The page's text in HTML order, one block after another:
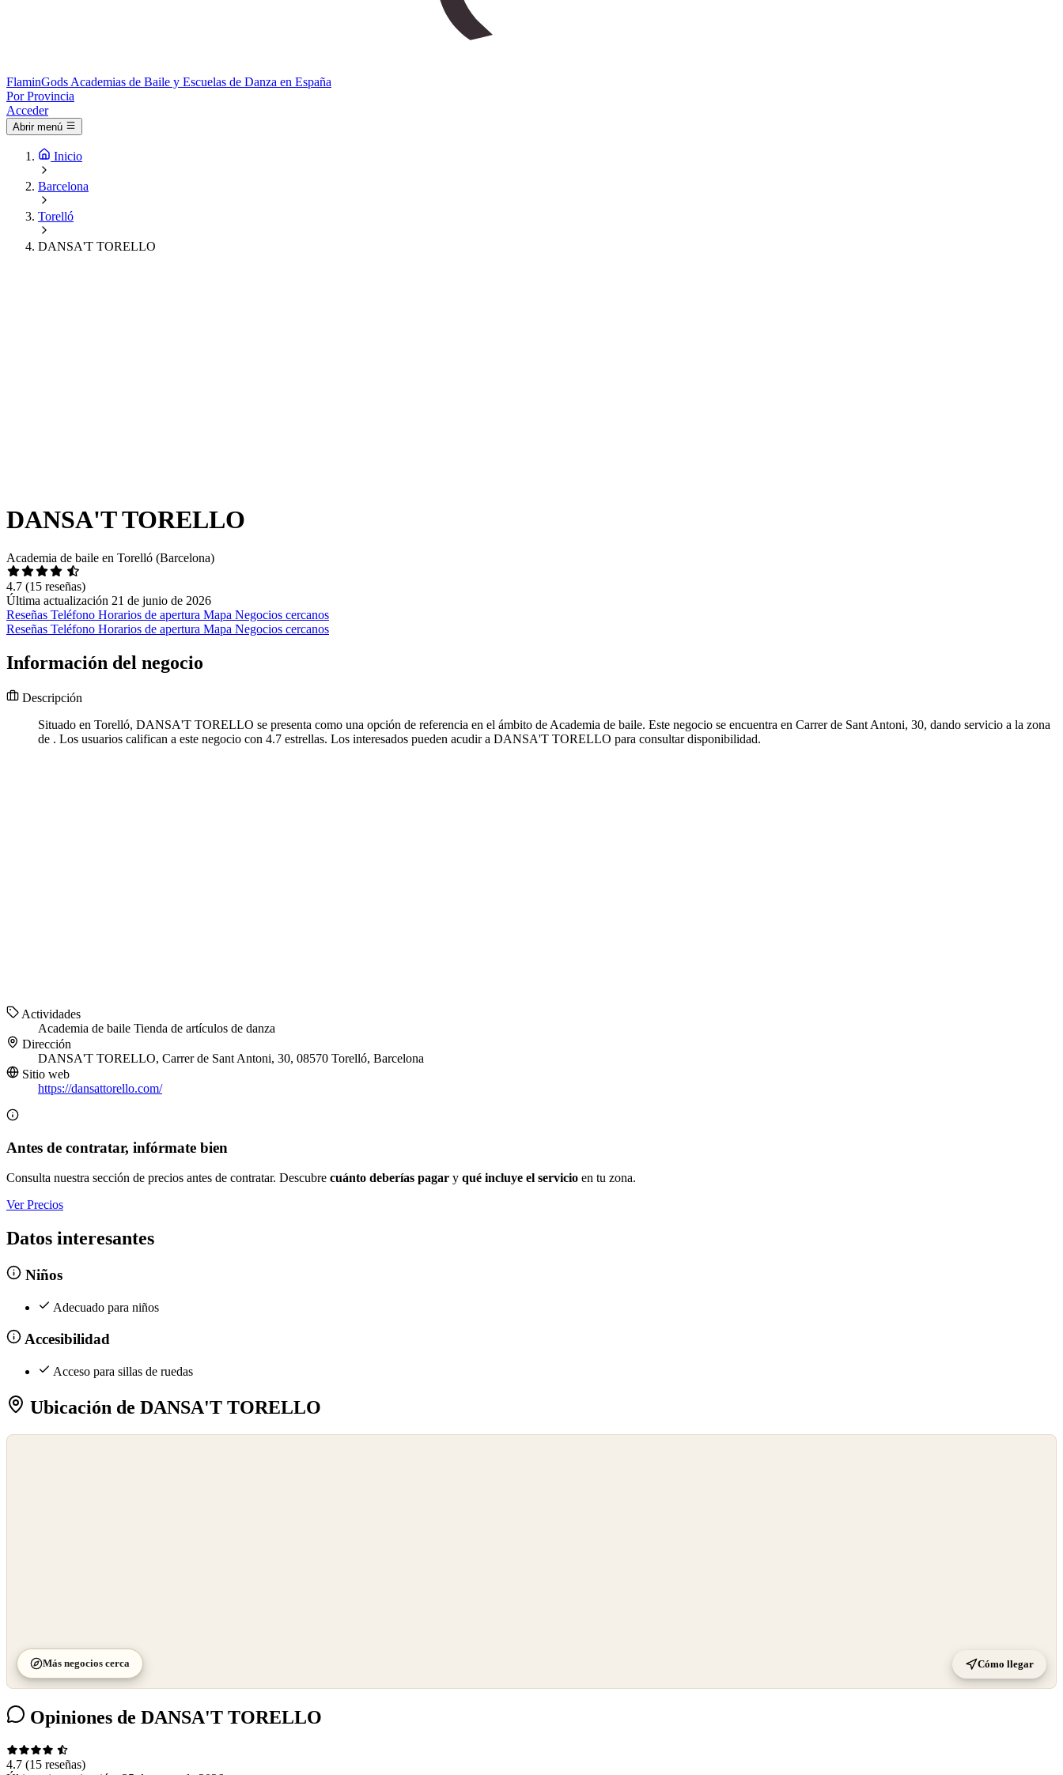
FlaminGods Academias de Baile y Escuelas de Danza en España
Por Provincia
Acceder
Abrir menú
Inicio
Barcelona
Torelló
DANSA'T TORELLO
DANSA'T TORELLO
Academia de baile en Torelló (Barcelona)
4.7 (15 reseñas)
Última actualización 21 de junio de 2026
Reseñas Teléfono Horarios de apertura Mapa Negocios cercanos
Reseñas Teléfono Horarios de apertura Mapa Negocios cercanos
Información del negocio
Descripción
Situado en Torelló, DANSA'T TORELLO se presenta como una opción de referencia en el ámbito de Academia de baile. Este negocio se encuentra en Carrer de Sant Antoni, 30, dando servicio a la zona
de . Los usuarios califican a este negocio con 4.7 estrellas. Los interesados pueden acudir a DANSA'T TORELLO para consultar disponibilidad.
Actividades
Academia de baile Tienda de artículos de danza
Dirección
DANSA'T TORELLO, Carrer de Sant Antoni, 30, 08570 Torelló, Barcelona
Sitio web
https://dansattorello.com/
Antes de contratar, infórmate bien
Consulta nuestra sección de precios antes de contratar. Descubre cuánto deberías pagar y qué incluye el servicio en tu zona.
Ver Precios
Datos interesantes
Niños
Adecuado para niños
Accesibilidad
Acceso para sillas de ruedas
Ubicación de DANSA'T TORELLO
Más negocios cerca Cómo llegar
Opiniones de DANSA'T TORELLO
4.7 (15 reseñas)